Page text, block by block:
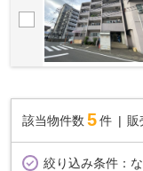
該当物件数 5件 販
絞り込み条件：